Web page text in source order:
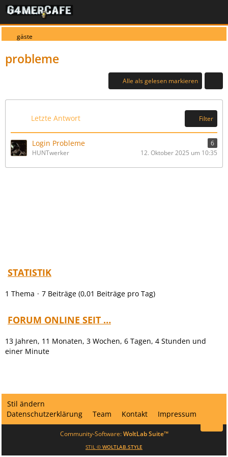
gäste
probleme
Alle als gelesen markieren
Letzte Antwort Filter
Login Probleme
6
HUNTwerker
12. Oktober 2025 um 10:35
STATISTIK
1 Thema 7 Beiträge (0,01 Beiträge pro Tag)
FORUM ONLINE SEIT …
13 Jahren, 11 Monaten, 3 Wochen, 6 Tagen, 4 Stunden und
einer Minute
Stil ändern
Datenschutzerklärung
Team Kontakt Impressum
Community-Software:WoltLab Suite™
STIL © WOLTLAB.STYLE